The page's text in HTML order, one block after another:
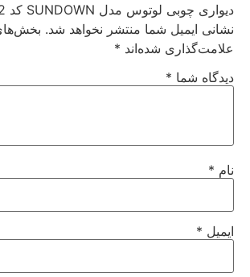
دیواری چوبی لوتوس مدل SUNDOWN کد W-392”
نشانی ایمیل شما منتشر نخواهد شد.
علامت‌گذاری شده‌اند *
دیدگاه شما *
نام *
ایمیل *